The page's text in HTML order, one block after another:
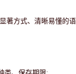
方式、清晰易懂的